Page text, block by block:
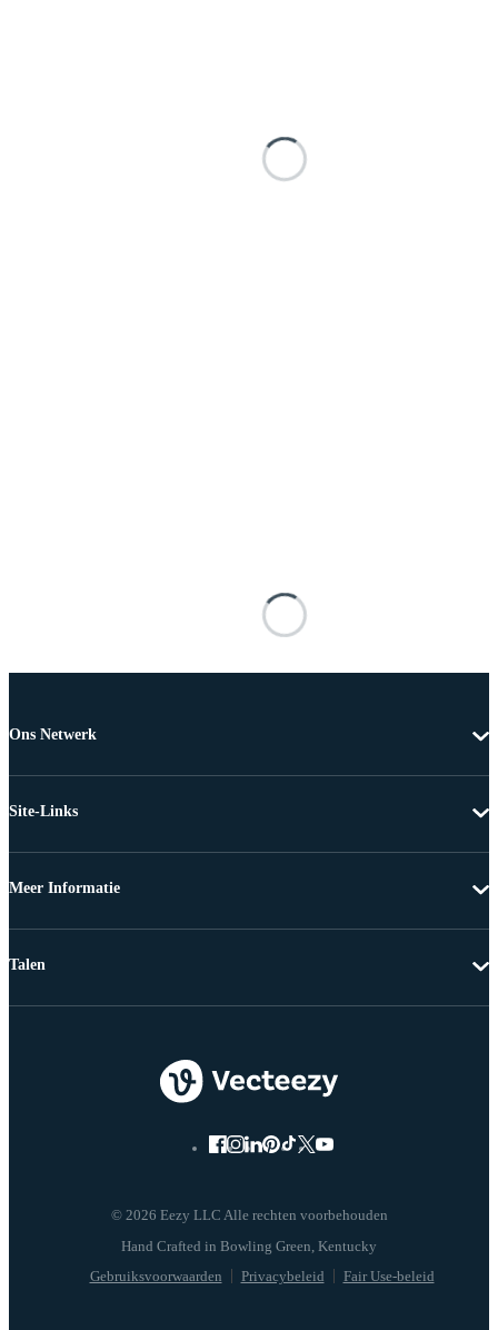
Ons Netwerk
Site-Links
Meer Informatie
© 2026 Eezy LLC Alle rechten voorbehouden
Gebruiksvoorwaarden Privacybeleid Fair Use-beleid
Talen